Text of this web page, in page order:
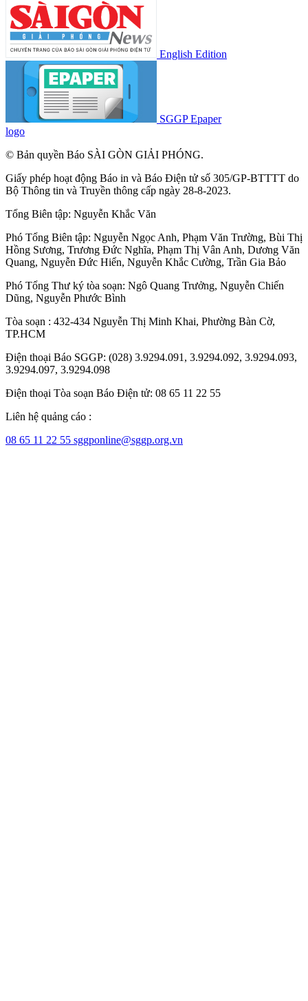
English Edition
SGGP Epaper
logo
© Bản quyền Báo SÀI GÒN GIẢI PHÓNG.
Giấy phép hoạt động Báo in và Báo Điện tử số 305/GP-BTTTT do
Bộ Thông tin và Truyền thông cấp ngày 28-8-2023.
Tổng Biên tập: Nguyễn Khắc Văn
Phó Tổng Biên tập: Nguyễn Ngọc Anh, Phạm Văn Trường, Bùi Thị
Hồng Sương, Trương Đức Nghĩa, Phạm Thị Vân Anh, Dương Văn
Quang, Nguyễn Đức Hiển, Nguyễn Khắc Cường, Trần Gia Bảo
Phó Tổng Thư ký tòa soạn: Ngô Quang Trưởng, Nguyễn Chiến
Dũng, Nguyễn Phước Bình
Tòa soạn : 432-434 Nguyễn Thị Minh Khai, Phường Bàn Cờ,
TP.HCM
Điện thoại Báo SGGP: (028) 3.9294.091, 3.9294.092, 3.9294.093,
3.9294.097, 3.9294.098
Điện thoại Tòa soạn Báo Điện tử: 08 65 11 22 55
Liên hệ quảng cáo :
08 65 11 22 55 sggponline@sggp.org.vn